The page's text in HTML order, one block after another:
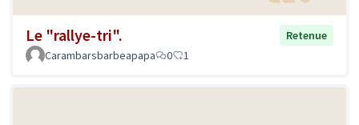
Le "rallye-tri".
Retenue
Carambarsbarbeapapa
0 1